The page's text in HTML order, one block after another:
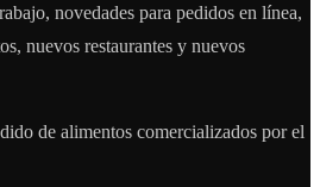
novedades para pedidos en línea,
nuevos restaurantes y nuevos
de alimentos comercializados por el